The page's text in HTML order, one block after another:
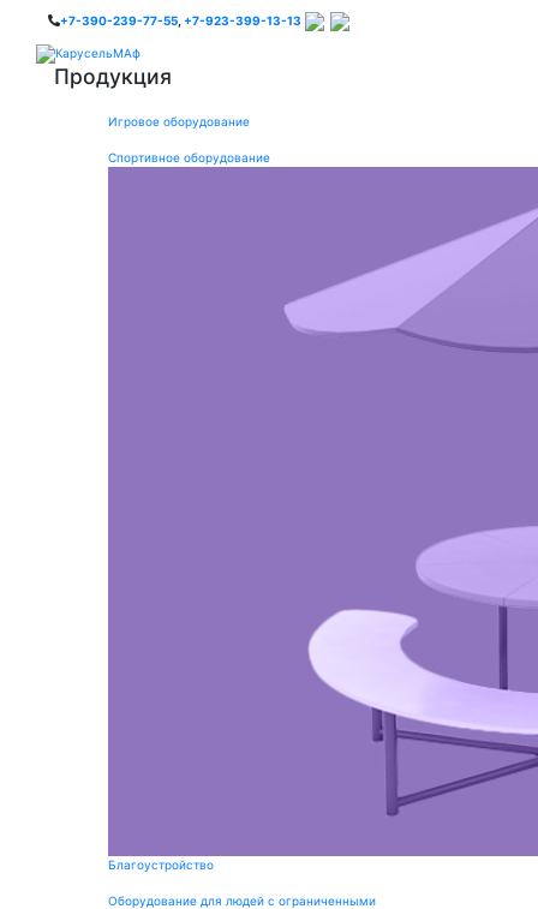
+7-390-239-77-55 +7-923-399-13-13
Продукция
Игровое оборудование
Спортивное оборудование
Благоустройство
Оборудование для людей с ограниченными